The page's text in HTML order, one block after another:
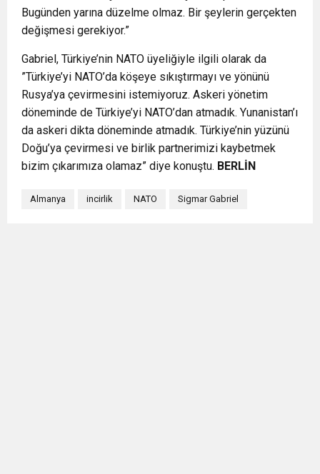
Bugünden yarına düzelme olmaz. Bir şeylerin gerçekten
değişmesi gerekiyor.”
Gabriel, Türkiye’nin NATO üyeliğiyle ilgili olarak da
”Türkiye’yi NATO’da köşeye sıkıştırmayı ve yönünü
Rusya’ya çevirmesini istemiyoruz. Askeri yönetim
döneminde de Türkiye’yi NATO’dan atmadık. Yunanistan’ı
da askeri dikta döneminde atmadık. Türkiye’nin yüzünü
Doğu’ya çevirmesi ve birlik partnerimizi kaybetmek
bizim çıkarımıza olamaz” diye konuştu. BERLİN
Almanya incirlik NATO Sigmar Gabriel